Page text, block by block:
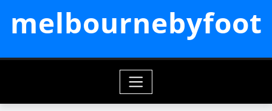
melbournebyfoot